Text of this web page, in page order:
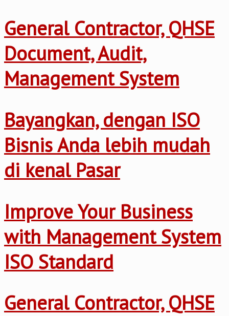
General Contractor, QHSE
Document, Audit,
Management System
Bayangkan, dengan ISO
Bisnis Anda lebih mudah
di kenal Pasar
Improve Your Business
with Management System
ISO Standard
General Contractor, QHSE